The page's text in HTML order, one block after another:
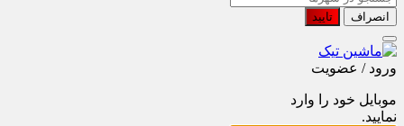
انصراف تایید
ورود / عضویت
موبایل خود را وارد
نمایید.